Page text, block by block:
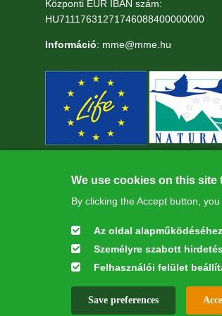
Központi EUR IBAN szám:
HU71117631271746088400000000
Információ: mme@mme.hu
This webpage was developed with the
All rights reserved © 2026
We use cookies on this
By clicking the Accept button,
Az oldal
Személyre szabott
Felhasználói felület
Save preferences